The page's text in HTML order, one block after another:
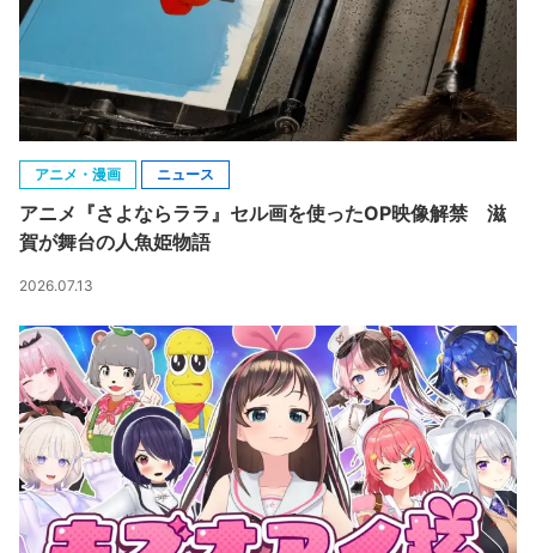
アニメ・漫画 ニュース
アニメ『さよならララ』セル画を使ったOP映像解禁 滋
賀が舞台の人魚姫物語
2026.07.13